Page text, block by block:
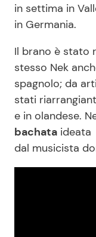
in settima in
in Germania.
Il brano è stato
stesso Nek
spagnolo; da
stati
e in olandese.
bachata ideata
dal musicista